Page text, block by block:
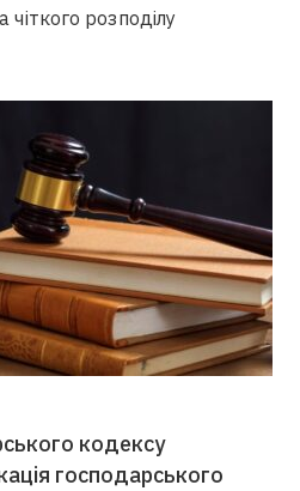
чіткого розподілу
кодексу
господарського